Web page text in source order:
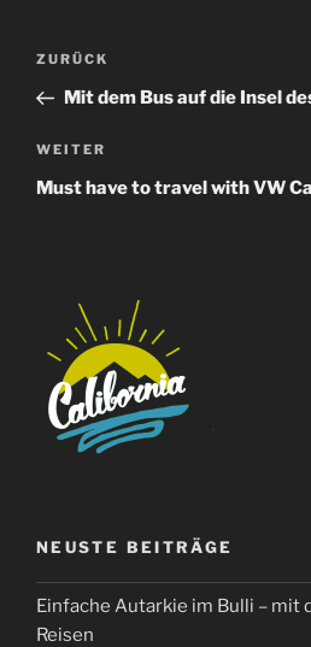
Beitragsnavigation
Vorheriger
Beitrag
ZURÜCK
Mit dem Bus auf die Insel
Nächster
Beitrag
WEITER
Must have to travel with VW
NEUSTE BEITRÄGE
Einfache Autarkie im Bulli – mit
Reisen